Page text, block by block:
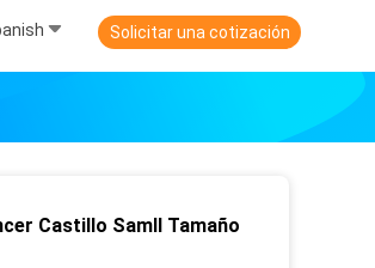
Solicitar una cotización
Castillo Samll Tamaño